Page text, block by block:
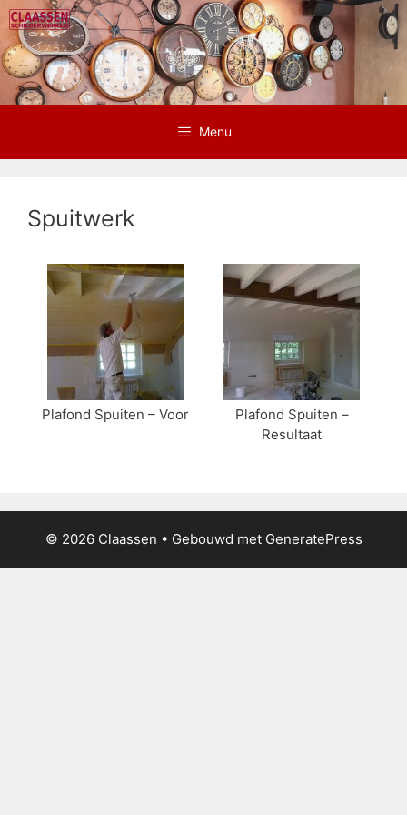
Ga
naar
de
inhoud
Menu
Spuitwerk
Plafond Spuiten – Voor
Plafond Spuiten –
Resultaat
© 2026 Claassen • Gebouwd met GeneratePress